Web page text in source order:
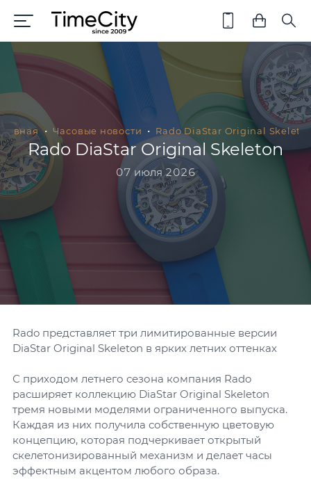
Часовые новости Rado DiaStar Original
Rado DiaStar Original Skeleton
07 июля 2026
Rado представляет три лимитированные версии
DiaStar Original Skeleton в ярких летних оттенках
С приходом летнего сезона компания Rado
расширяет коллекцию DiaStar Original Skeleton
тремя новыми моделями ограниченного выпуска.
Каждая из них получила собственную цветовую
концепцию, которая подчеркивает открытый
скелетонизированный механизм и делает часы
эффектным акцентом любого образа.